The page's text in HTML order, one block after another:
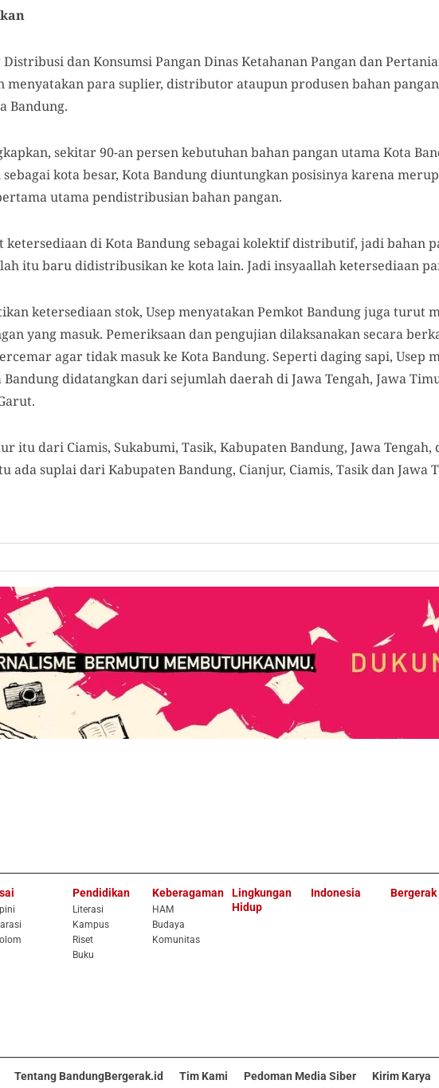
dan Konsumsi Pangan Dinas Ketahanan Pangan dan
menyatakan para suplier, distributor ataupun produsen bahan
Bandung.
sekitar 90-an persen kebutuhan bahan pangan utama Kota
sebagai kota besar, Kota Bandung diuntungkan posisinya karena
utama pendistribusian bahan pangan.
ketersediaan di Kota Bandung sebagai kolektif distributif, jadi bahan
itu baru didistribusikan ke kota lain. Jadi insyaallah ketersediaan
ketersediaan stok, Usep menyatakan Pemkot Bandung juga turut
yang masuk. Pemeriksaan dan pengujian dilaksanakan secara
agar tidak masuk ke Kota Bandung. Seperti daging sapi, Usep
Bandung didatangkan dari sejumlah daerah di Jawa Tengah, Jawa
itu dari Ciamis, Sukabumi, Tasik, Kabupaten Bandung, Jawa
ada suplai dari Kabupaten Bandung, Cianjur, Ciamis, Tasik dan Jawa
Pendidikan
Literasi
Kampus
Riset
Buku
Keberagaman
HAM
Budaya
Komunitas
Lingkungan
Hidup
Indonesia Bergerak
Tentang BandungBergerak.id Tim Kami Pedoman Media Siber Kirim Karya